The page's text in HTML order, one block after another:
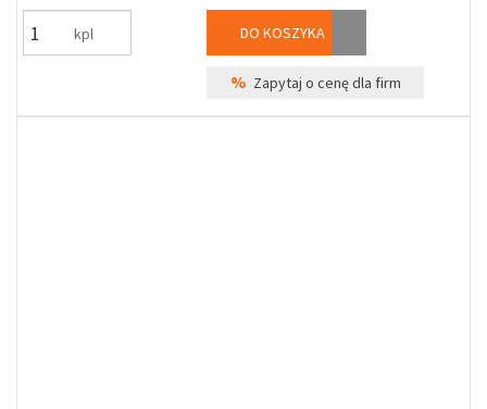
kpl DO KOSZYKA
% Zapytaj o cenę dla firm